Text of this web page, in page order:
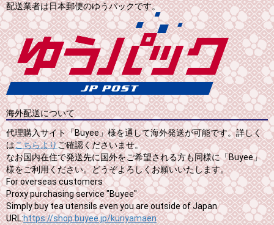
配送業者は日本郵便のゆうパックです。
海外配送について
代理購入サイト「Buyee」様を通して海外発送が可能です。詳しく
はこちらよりご確認くださいませ。
なお国内在住で発送先に国外をご希望される方も同様に「Buyee」
様をご利用ください。どうぞよろしくお願いいたします。
For overseas customers
Proxy purchasing service "Buyee"
Simply buy tea utensils even you are outside of Japan
URL:https://shop.buyee.jp/kuriyamaen